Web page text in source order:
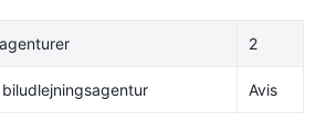
2
Avis